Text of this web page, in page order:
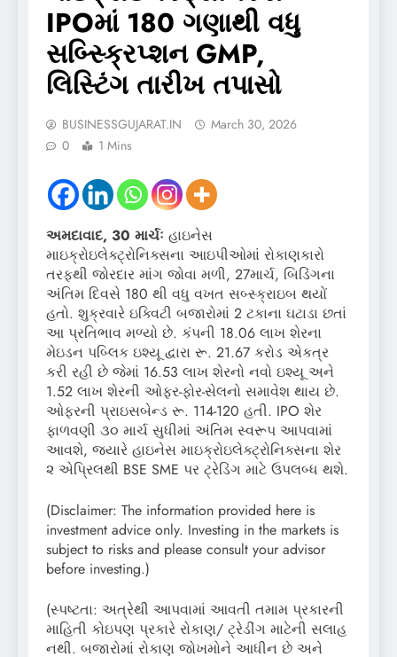
IPOમાં 180 ગણાથી વધુ
સબ્સ્ક્રિપ્શન GMP,
લિસ્ટિંગ તારીખ તપાસો
BUSINESSGUJARAT.IN
March 30, 2026
0
1 Mins
અમદાવાદ, 30 માર્ચઃ હાઇનેસ
માઇક્રોઇલેક્ટ્રોનિક્સના આઇપીઓમાં રોકાણકારો
તરફથી જોરદાર માંગ જોવા મળી, 27માર્ચ, બિડિંગના
અંતિમ દિવસે 180 થી વધુ વખત સબ્સ્ક્રાઇબ થયોં
હતો. શુક્રવારે ઇક્વિટી બજારોમાં 2 ટકાના ઘટાડા છતાં
આ પ્રતિભાવ મળ્યો છે. કંપની 18.06 લાખ શેરના
મેઇડન પબ્લિક ઇશ્યૂ દ્વારા રૂ. 21.67 કરોડ એકત્ર
કરી રહી છે જેમાં 16.53 લાખ શેરનો નવો ઇશ્યૂ અને
1.52 લાખ શેરની ઓફર-ફોર-સેલનો સમાવેશ થાય છે.
ઓફરની પ્રાઇસબેન્ડ રૂ. 114-120 હતી. IPO શેર
ફાળવણી ૩૦ માર્ચ સુધીમાં અંતિમ સ્વરૂપ આપવામાં
આવશે, જ્યારે હાઇનેસ માઇક્રોઇલેક્ટ્રોનિક્સના શેર
૨ એપ્રિલથી BSE SME પર ટ્રેડિંગ માટે ઉપલબ્ધ થશે.
(Disclaimer: The information provided here is
investment advice only. Investing in the markets is
subject to risks and please consult your advisor
before investing.)
(સ્પષ્ટતા: અત્રેથી આપવામાં આવતી તમામ પ્રકારની
માહિતી કોઇપણ પ્રકારે રોકાણ/ ટ્રેડીંગ માટેની સલાહ
નથી. બજારોમાં રોકાણ જોખમોને આધીન છે અને